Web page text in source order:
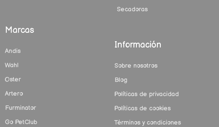
Secadoras
Marcas
Andis
Wahl
Oster
Artero
Furminator
Go PetClub
Información
Sobre nosotros
Blog
Políticas de privacidad
Políticas de cookies
Términos y condiciones